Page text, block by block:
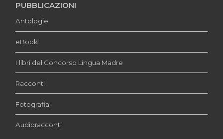
PUBBLICAZIONI
Antologie
eBook
I libri del Concorso Lingua Madre
Racconti
Fotografia
Audioracconti